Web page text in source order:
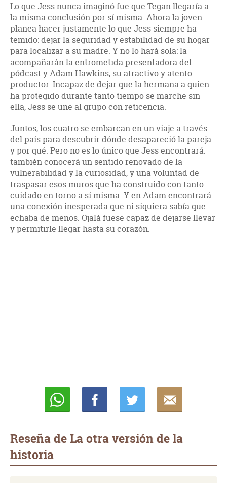
Lo que Jess nunca imaginó fue que Tegan llegaría a
la misma conclusión por sí misma. Ahora la joven
planea hacer justamente lo que Jess siempre ha
temido: dejar la seguridad y estabilidad de su hogar
para localizar a su madre. Y no lo hará sola: la
acompañarán la entrometida presentadora del
pódcast y Adam Hawkins, su atractivo y atento
productor. Incapaz de dejar que la hermana a quien
ha protegido durante tanto tiempo se marche sin
ella, Jess se une al grupo con reticencia.
Juntos, los cuatro se embarcan en un viaje a través
del país para descubrir dónde desapareció la pareja
y por qué. Pero no es lo único que Jess encontrará:
también conocerá un sentido renovado de la
vulnerabilidad y la curiosidad, y una voluntad de
traspasar esos muros que ha construido con tanto
cuidado en torno a sí misma. Y en Adam encontrará
una conexión inesperada que ni siquiera sabía que
echaba de menos. Ojalá fuese capaz de dejarse llevar
y permitirle llegar hasta su corazón.
Reseña de La otra versión de la
historia